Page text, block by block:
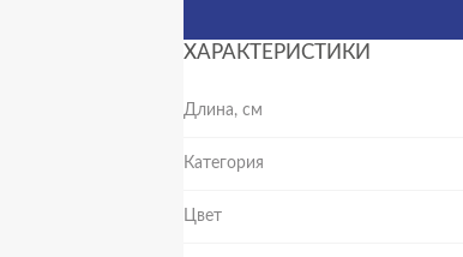
ХАРАКТЕРИСТИКИ
Длина, см
Категория
Цвет